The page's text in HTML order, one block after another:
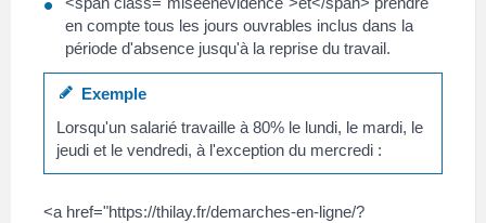
en compte tous les jours ouvrables inclus dans la
période d'absence jusqu'à la reprise du travail.
Exemple
Lorsqu'un salarié travaille à 80% le lundi, le mardi, le
jeudi et le vendredi, à l'exception du mercredi :
<a href="https://thilay.fr/demarches-en-ligne/?